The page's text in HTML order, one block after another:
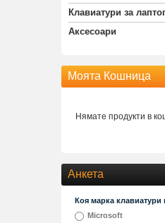
Клавиатури за
Аксесоари
Моята Кошница
Нямате продукти в
Анкета
Коя марка клавиатури
Microsoft